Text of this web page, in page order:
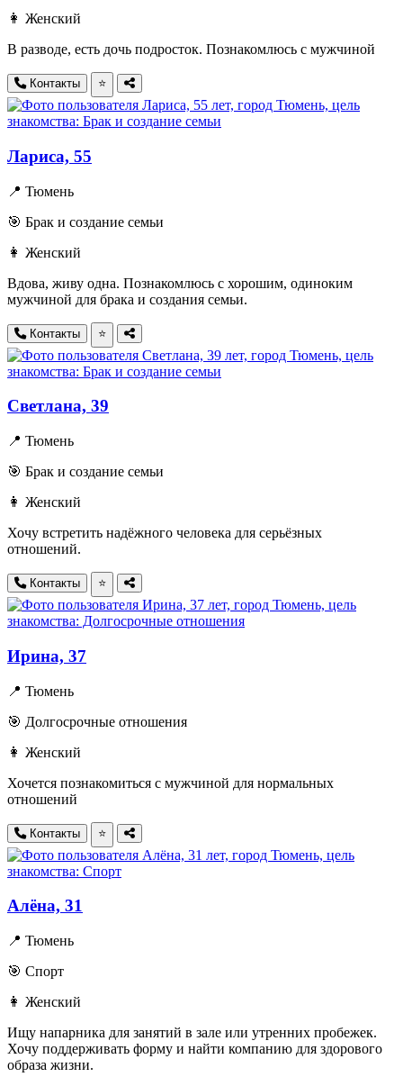
👩 Женский
В разводе, есть дочь подросток. Познакомлюсь с мужчиной
Контакты ⭐
Лариса, 55
📍 Тюмень
🎯 Брак и создание семьи
👩 Женский
Вдова, живу одна. Познакомлюсь с хорошим, одиноким
мужчиной для брака и создания семьи.
Контакты ⭐
Светлана, 39
📍 Тюмень
🎯 Брак и создание семьи
👩 Женский
Хочу встретить надёжного человека для серьёзных
отношений.
Контакты ⭐
Ирина, 37
📍 Тюмень
🎯 Долгосрочные отношения
👩 Женский
Хочется познакомиться с мужчиной для нормальных
отношений
Контакты ⭐
Алёна, 31
📍 Тюмень
🎯 Спорт
👩 Женский
Ищу напарника для занятий в зале или утренних пробежек.
Хочу поддерживать форму и найти компанию для здорового
образа жизни.